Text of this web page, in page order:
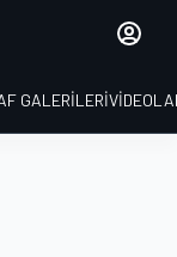
GALERILERI